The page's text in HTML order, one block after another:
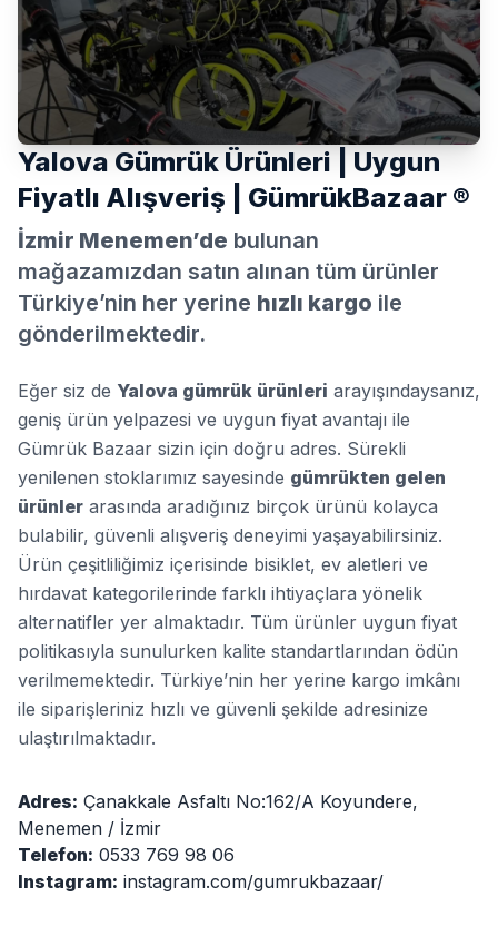
Yalova Gümrük Ürünleri | Uygun
Fiyatlı Alışveriş | GümrükBazaar ®
İzmir Menemen’de bulunan
mağazamızdan satın alınan tüm ürünler
Türkiye’nin her yerine hızlı kargo ile
gönderilmektedir.
Eğer siz de Yalova gümrük ürünleri arayışındaysanız,
geniş ürün yelpazesi ve uygun fiyat avantajı ile
Gümrük Bazaar sizin için doğru adres. Sürekli
yenilenen stoklarımız sayesinde gümrükten gelen
ürünler arasında aradığınız birçok ürünü kolayca
bulabilir, güvenli alışveriş deneyimi yaşayabilirsiniz.
Ürün çeşitliliğimiz içerisinde bisiklet, ev aletleri ve
hırdavat kategorilerinde farklı ihtiyaçlara yönelik
alternatifler yer almaktadır. Tüm ürünler uygun fiyat
politikasıyla sunulurken kalite standartlarından ödün
verilmemektedir. Türkiye’nin her yerine kargo imkânı
ile siparişleriniz hızlı ve güvenli şekilde adresinize
ulaştırılmaktadır.
Adres: Çanakkale Asfaltı No:162/A Koyundere,
Menemen / İzmir
Telefon: 0533 769 98 06
Instagram: instagram.com/gumrukbazaar/